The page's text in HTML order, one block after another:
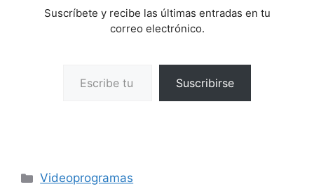
Suscríbete y recibe las últimas entradas en tu
correo electrónico.
Suscribirse
Categorías
Videoprogramas